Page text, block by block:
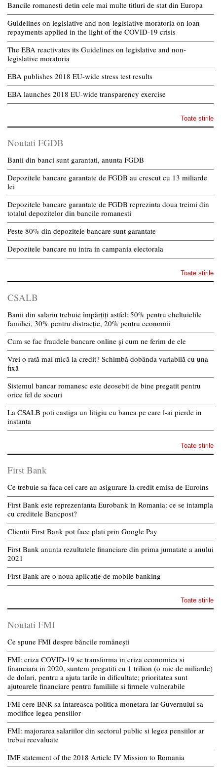
Bancile romanesti detin cele mai multe titluri de stat din Europa
Guidelines on legislative and non-legislative moratoria on loan
repayments applied in the light of the COVID-19 crisis
The EBA reactivates its Guidelines on legislative and non-
legislative moratoria
EBA publishes 2018 EU-wide stress test results
EBA launches 2018 EU-wide transparency exercise
Toate stirile
Noutati FGDB
Banii din banci sunt garantati, anunta FGDB
Depozitele bancare garantate de FGDB au crescut cu 13 miliarde
lei
Depozitele bancare garantate de FGDB reprezinta doua treimi din
totalul depozitelor din bancile romanesti
Peste 80% din depozitele bancare sunt garantate
Depozitele bancare nu intra in campania electorala
Toate stirile
CSALB
Banii din salariu trebuie împărțiți astfel: 50% pentru cheltuielile
familiei, 30% pentru distracție, 20% pentru economii
Cum se fac fraudele bancare online și cum ne ferim de ele
Vrei o rată mai mică la credit? Schimbă dobânda variabilă cu una
fixă
Sistemul bancar romanesc este deosebit de bine pregatit pentru
orice fel de socuri
La CSALB poti castiga un litigiu cu banca pe care l-ai pierde in
instanta
Toate stirile
First Bank
Ce trebuie sa faca cei care au asigurare la credit emisa de Euroins
First Bank este reprezentanta Eurobank in Romania: ce se intampla
cu creditele Bancpost?
Clientii First Bank pot face plati prin Google Pay
First Bank anunta rezultatele financiare din prima jumatate a anului
2021
First Bank are o noua aplicatie de mobile banking
Toate stirile
Noutati FMI
Ce spune FMI despre băncile românești
FMI: criza COVID-19 se transforma in criza economica si
financiara in 2020, suntem pregatiti cu 1 trilion (o mie de miliarde)
de dolari, pentru a ajuta tarile in dificultate; prioritatea sunt
ajutoarele financiare pentru familiile si firmele vulnerabile
FMI cere BNR sa intareasca politica monetara iar Guvernului sa
modifice legea pensiilor
FMI: majorarea salariilor din sectorul public si legea pensiilor ar
trebui reevaluate
IMF statement of the 2018 Article IV Mission to Romania